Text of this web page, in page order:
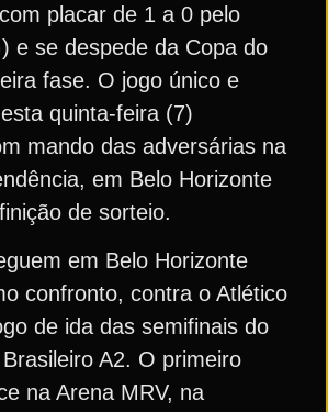
placar de 1 a 0 pelo
e se despede da Copa do
fase. O jogo único e
quinta-feira (7)
mando das adversárias na
em Belo Horizonte
de sorteio.
em Belo Horizonte
confronto, contra o Atlético
de ida das semifinais do
A2. O primeiro
na Arena MRV, na